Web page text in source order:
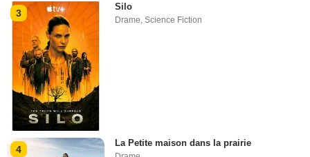
3
Silo
Drame ,Science Fiction
4
La Petite maison dans la prairie